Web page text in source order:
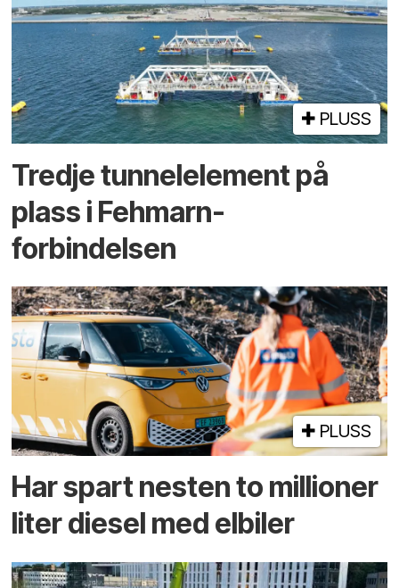
PLUSS
Tredje tunnel­element på
plass i Fehmarn-
forbindelsen
PLUSS
Har spart nesten to millioner
liter diesel med elbiler